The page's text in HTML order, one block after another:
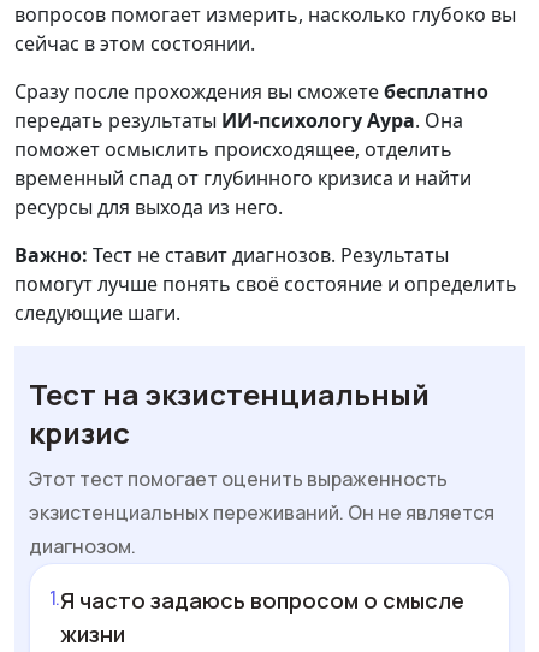
вопросов помогает измерить, насколько глубоко вы
сейчас в этом состоянии.
Сразу после прохождения вы сможетебесплатно
передать результаты ИИ-психологу Аура. Она
поможет осмыслить происходящее, отделить
временный спад от глубинного кризиса и найти
ресурсы для выхода из него.
Важно: Тест не ставит диагнозов. Результаты
помогут лучше понять своё состояние и определить
следующие шаги.
Тест на экзистенциальный
кризис
Этот тест помогает оценить выраженность
экзистенциальных переживаний. Он не является
диагнозом.
Я часто задаюсь вопросом о смысле
жизни